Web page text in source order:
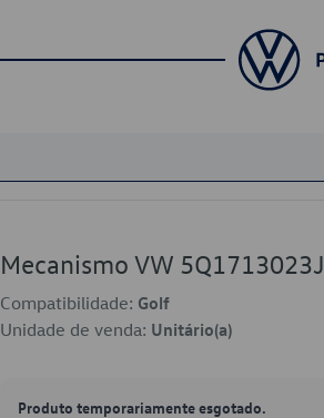
Mecanismo VW 5Q1713023J
Compatibilidade: Golf
Unidade de venda: Unitário(a)
Produto temporariamente esgotado.